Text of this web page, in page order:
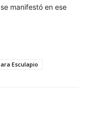
manifestó en ese
Esculapio